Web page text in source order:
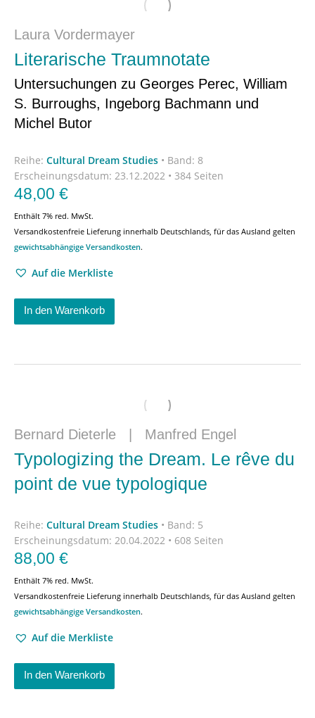
Laura Vordermayer
Literarische Traumnotate
Untersuchungen zu Georges Perec, William
S. Burroughs, Ingeborg Bachmann und
Michel Butor
Reihe: Cultural Dream Studies • Band: 8
Erscheinungsdatum: 23.12.2022 • 384 Seiten
48,00 €
Enthält 7% red. MwSt.
Versandkostenfreie Lieferung innerhalb Deutschlands, für das Ausland gelten
gewichtsabhängige Versandkosten.
Auf die Merkliste
In den Warenkorb
Bernard Dieterle | Manfred Engel
Typologizing the Dream. Le rêve du
point de vue typologique
Reihe: Cultural Dream Studies • Band: 5
Erscheinungsdatum: 20.04.2022 • 608 Seiten
88,00 €
Enthält 7% red. MwSt.
Versandkostenfreie Lieferung innerhalb Deutschlands, für das Ausland gelten
gewichtsabhängige Versandkosten.
Auf die Merkliste
In den Warenkorb